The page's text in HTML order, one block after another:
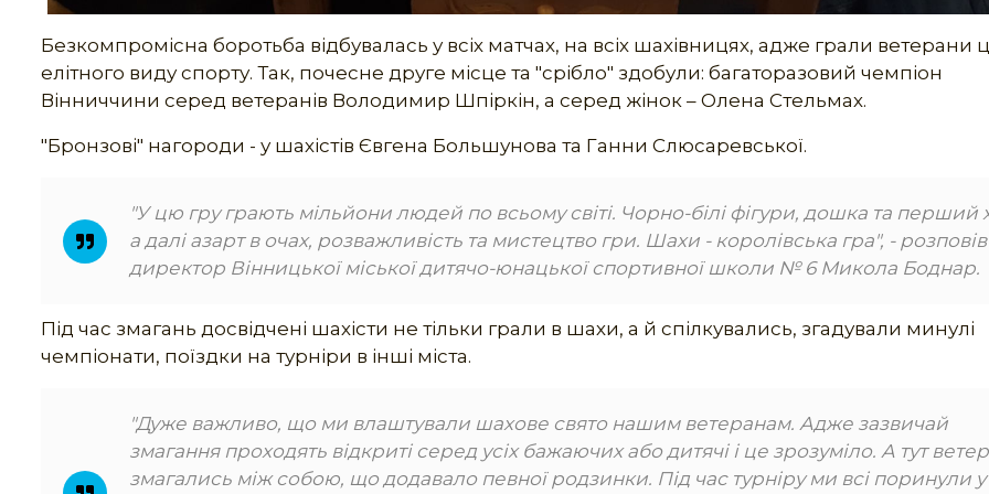
Безкомпромісна боротьба відбувалась у всіх матчах, на всіх шахівницях, адже грали ветерани
елітного виду спорту. Так, почесне друге місце та "срібло" здобули: багаторазовий чемпіон
Вінниччини серед ветеранів Володимир Шпіркін, а серед жінок – Олена Стельмах.
"Бронзові" нагороди - у шахістів Євгена Большунова та Ганни Слюсаревської.
"У цю гру грають мільйони людей по всьому світі. Чорно-білі фігури, дошка та перший
а далі азарт в очах, розважливість та мистецтво гри. Шахи - королівська гра", - розповів
директор Вінницької міської дитячо-юнацької спортивної школи № 6 Микола Боднар.
Під час змагань досвідчені шахісти не тільки грали в шахи, а й спілкувались, згадували минулі
чемпіонати, поїздки на турніри в інші міста.
"Дуже важливо, що ми влаштували шахове свято нашим ветеранам. Адже зазвичай
змагання проходять відкриті серед усіх бажаючих або дитячі і це зрозуміло. А тут
змагались між собою, що додавало певної родзинки. Під час турніру ми всі поринули у